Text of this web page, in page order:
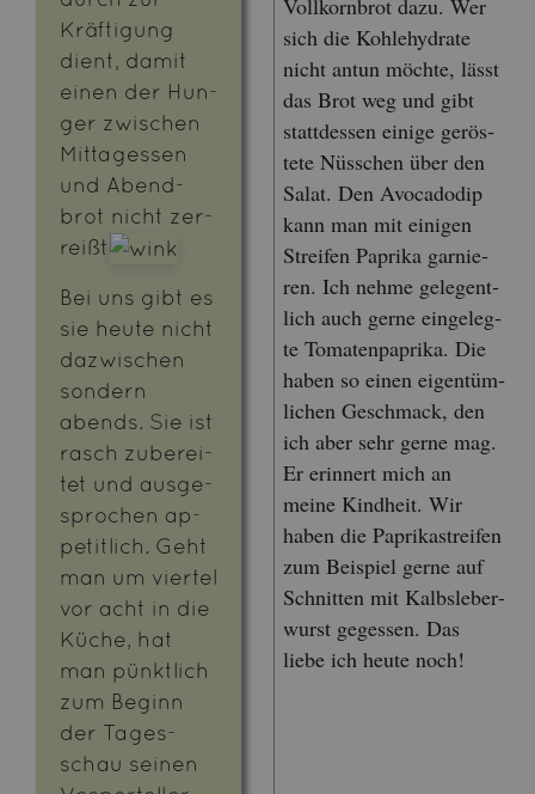
Kräf­ti­gung
dient, damit
einen der Hun­
ger zwi­schen
Mit­tag­essen
und Abend­
brot nicht zer­
rei­ßt
Bei uns gibt es
sie heute nicht
da­zwi­schen
son­dern
abends. Sie ist
rasch zu­be­rei­
tet und aus­ge­
spro­chen ap­
pe­tit­lich. Geht
man um vier­tel
vor acht in die
Küche, hat
man pünkt­lich
zum Be­ginn
der Ta­ges­
schau sei­nen
sich die Koh­le­hy­dra­te
nicht antun möch­te, lässt
das Brot weg und gibt
statt­des­sen ei­ni­ge ge­rös­
te­te Nüss­chen über den
Salat. Den Avo­ca­do­dip
kann man mit ei­ni­gen
Strei­fen Pa­pri­ka gar­nie­
ren. Ich nehme ge­le­gent­
lich auch gerne ein­ge­leg­
te To­ma­ten­pa­pri­ka. Die
haben so einen ei­gen­tüm­
li­chen Ge­schmack, den
ich aber sehr gerne mag.
Er er­in­nert mich an
meine Kind­heit. Wir
haben die Pa­pri­ka­strei­fen
zum Bei­spiel gerne auf
Schnit­ten mit Kalbs­le­ber­
wurst ge­ges­sen. Das
liebe ich heute noch!